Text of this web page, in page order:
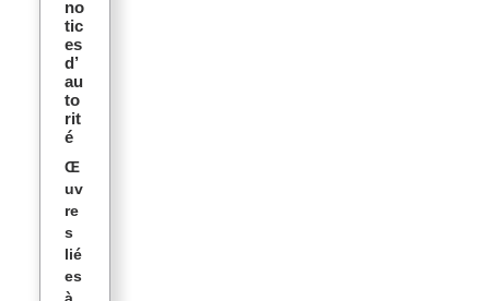
no
tic
es
d’
au
to
rit
é
Œ
uv
re
s
lié
es